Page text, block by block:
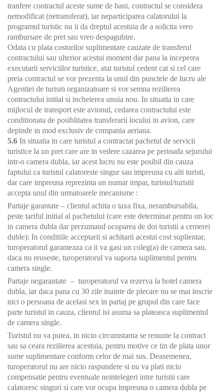
tranfere contractul aceste sume de bani, contractul se considera
nemodificat (netransferat), iar neparticiparea calatorului la
programul turistic nu ii da dreptul acestuia de a solicita vreo
rambursare de pret sau vreo despagubire.
Odata cu plata costurilor suplimentare cauzate de transferul
contractului sau ulterior acestui moment dar pana la inceperea
executarii serviciilor turistice, atat turistul cedent cat si cel care
preia contractul se vor prezenta la unul din punctele de lucru ale
Agentiei de turism organizatoare si vor semna rezilierea
contractului initial si incheierea unuia nou. In situatia in care
mijlocul de transport este avionul, cedarea contractului este
conditionata de posiblitatea transferarii locului in avion, care
depinde in mod exclusiv de compania aeriana.
5.6 In situatia in care turistul a contractat pachetul de servicii
turistice la un pret care are in vedere cazarea pe perioada sejurului
intr-o camera dubla, iar acest lucru nu este posibil din cauza
faptului ca turistul calatoreste singur sau impreuna cu alti turisti,
dar care impreuna reprezinta un numar impar, turistul/turistii
accepta unul din urmatoarele mecanisme :
Partaje garantate – clientul achita o taxa fixa, nerambursabila,
peste tariful initial al pachetului (care este determinat pentru un loc
in camera dubla dar prezumand ocuparea de doi turistii a cemerei
duble); In conditiile acceptarii si achitarii acestui cost suplientar,
turoperatorul garanteaza ca ii va gasi un coleg(a) de camera sau,
daca nu reuseste, turoperatorul va suporta suplimentul pentru
camera single.
Partaje negarantate – turoperatorul va rezerva la hotel camera
dubla, iar daca pana cu 30 zile inainte de plecare nu se mai inscrie
nici o persoana de acelasi sex in partaj pe grupul din care face
parte turistul in cauza, clientul isi asuma sa plateasca suplimentul
de camera single.
Turistul nu va putea, in nicio circumstanta se renunte la contract
sau sa ceara rezilierea acestuia, pentru motive ce tin de plata unor
sume suplimentare conform celor de mai sus. Deasemenea,
turoperatorul nu are nicio raspundere si nu va plati nicio
compensatie pentru eventuale neintelegeri intre turistii care
calatoresc singuri si care vor ocupa impreuna o camera dubla pe